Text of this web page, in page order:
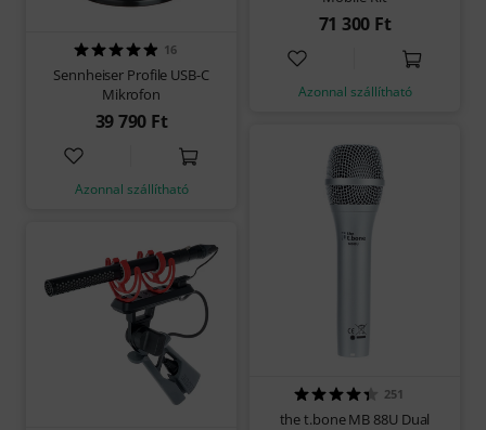
16
Sennheiser Profile USB-C
Mikrofon
39 790 Ft
Azonnal szállítható
71 300 Ft
Azonnal szállítható
251
the t.bone MB 88U Dual